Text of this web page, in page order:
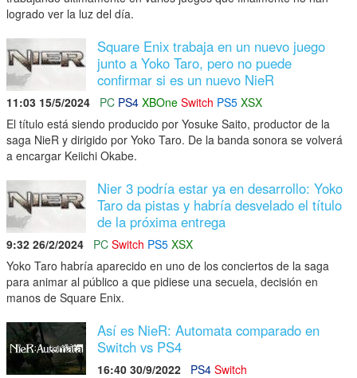
logrado ver la luz del día.
Square Enix trabaja en un nuevo juego
junto a Yoko Taro, pero no puede
confirmar si es un nuevo NieR
11:03 15/5/2024 PC PS4 XBOne Switch PS5 XSX
El título está siendo producido por Yosuke Saito, productor de la
saga NieR y dirigido por Yoko Taro. De la banda sonora se volverá
a encargar Keiichi Okabe.
Nier 3 podría estar ya en desarrollo: Yoko
Taro da pistas y habría desvelado el título
de la próxima entrega
9:32 26/2/2024 PC Switch PS5 XSX
Yoko Taro habría aparecido en uno de los conciertos de la saga
para animar al público a que pidiese una secuela, decisión en
manos de Square Enix.
Así es NieR: Automata comparado en
Switch vs PS4
16:40 30/9/2022 PS4 Switch